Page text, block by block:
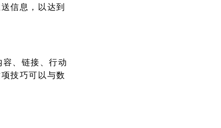
信息，以达到
、链接、行动
技巧可以与数